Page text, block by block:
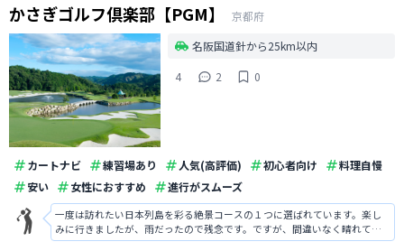
かさぎゴルフ倶楽部【PGM】
京都府
名阪国道針から25km以内
4
2 0
カートナビ 練習場あり 人気(高評価) 初心者向け
料理自慢
安い
女性におすすめ 進行がスムーズ
一度は訪れたい日本列島を彩る絶景コースの１つに選ばれています。楽し
みに行きましたが、雨だったので残念です。ですが、間違いなく晴れてい
れば水やバンカーを使った美しさのコースは絶景のはずです。再度行きた